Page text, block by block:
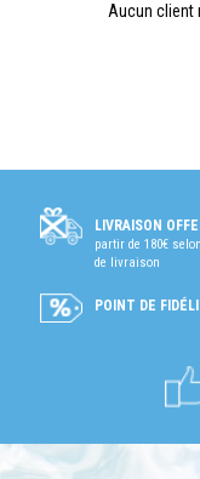
Aucun client
LIVRAISON
partir de 180€
de livraison
POINT DE